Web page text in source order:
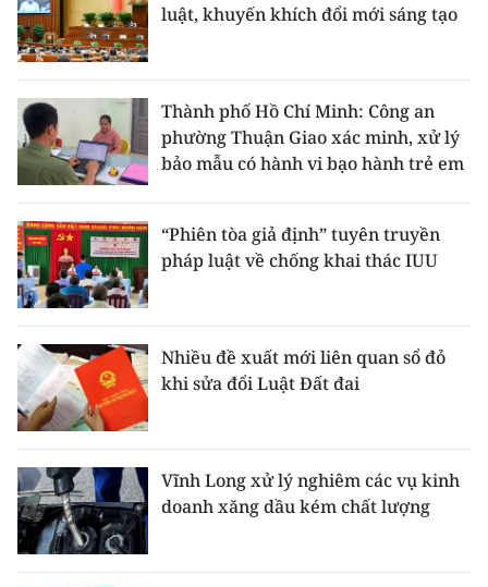
luật, khuyến khích đổi mới sáng tạo
Thành phố Hồ Chí Minh: Công an
phường Thuận Giao xác minh, xử lý
bảo mẫu có hành vi bạo hành trẻ em
“Phiên tòa giả định” tuyên truyền
pháp luật về chống khai thác IUU
Nhiều đề xuất mới liên quan sổ đỏ
khi sửa đổi Luật Đất đai
Vĩnh Long xử lý nghiêm các vụ kinh
doanh xăng dầu kém chất lượng